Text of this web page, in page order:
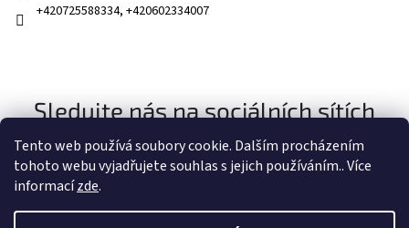
Tento web používá soubory cookie. Dalším procházením
tohoto webu vyjadřujete souhlas s jejich používáním.. Více
informacízde.
+420725588334, +420602334007
Sledujte nás na sociálních sítích